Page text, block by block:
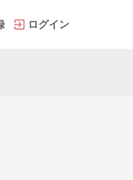
ログイン